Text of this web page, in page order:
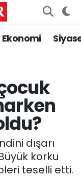
Ekonomi
dışarı
korku
teselli etti.
Fikstür